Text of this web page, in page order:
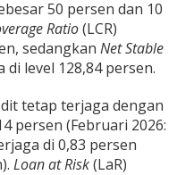
50 persen dan 10
Ratio(LCR)
sedangkan Net Stable
di level 128,84 persen.
tetap terjaga dengan
persen (Februari 2026:
di 0,83 persen
Loan at Risk(LaR)